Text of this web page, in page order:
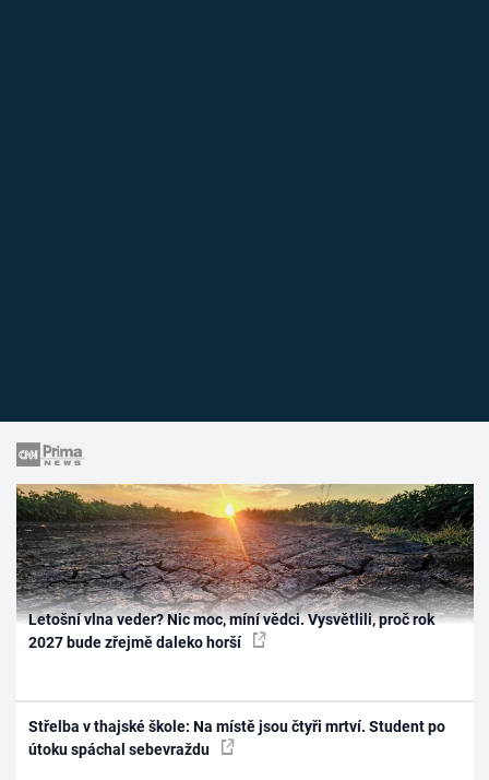
Letošní vlna veder? Nic moc, míní vědci. Vysvětlili, proč rok
2027 bude zřejmě daleko horší
Střelba v thajské škole: Na místě jsou čtyři mrtví. Student po
útoku spáchal sebevraždu